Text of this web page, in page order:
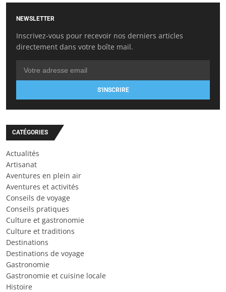
NEWSLETTER
Inscrivez-vous pour recevoir nos derniers articles
directement dans votre boîte mail.
S'INSCRIRE
CATÉGORIES
Actualités
Artisanat
Aventures en plein air
Aventures et activités
Conseils de voyage
Conseils pratiques
Culture et gastronomie
Culture et traditions
Destinations
Destinations de voyage
Gastronomie
Gastronomie et cuisine locale
Histoire